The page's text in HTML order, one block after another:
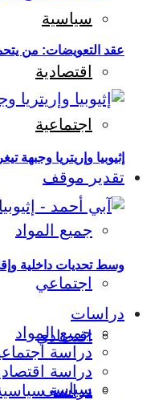
سياسية
اقتصادية
اجتماعية
تقدير موقف
جميع المواد
اجتماعي
اقتصادي
سياسي
عقد التعويضات: من
إثيوبيا وإريتريا
وسط تحديات داخلية
دراسات
جميع المواد
دراسة
دراسة
دراسة